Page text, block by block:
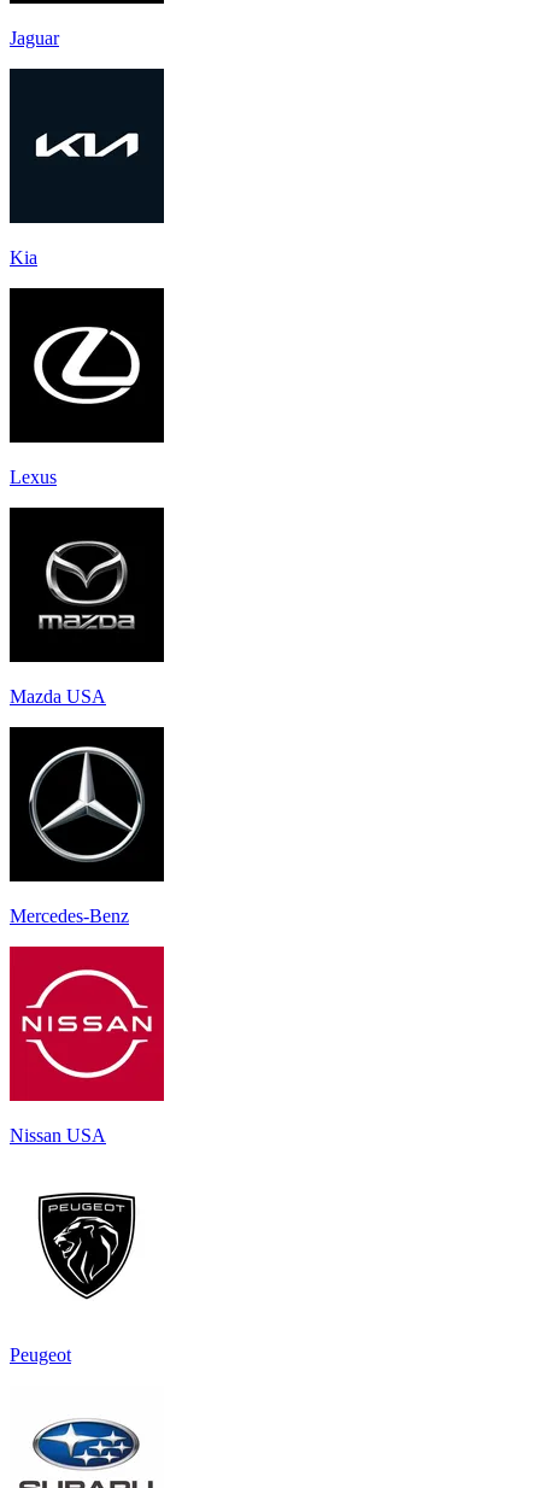
Jaguar
Kia
Lexus
Mazda USA
Mercedes-Benz
Nissan USA
Peugeot